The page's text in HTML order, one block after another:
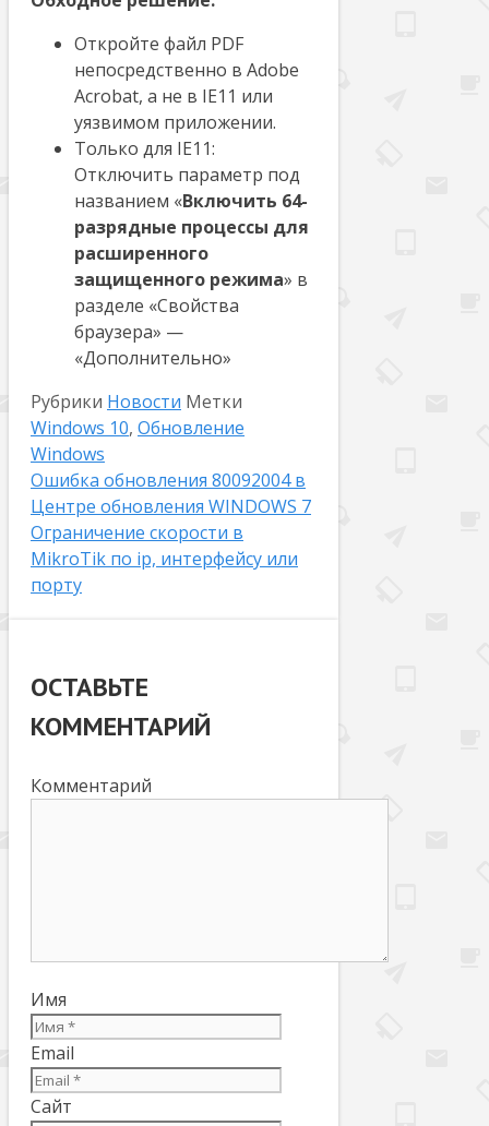
Откройте файл PDF
непосредственно в Adobe
Acrobat, а не в IE11 или
уязвимом приложении.
Только для IE11:
Отключить параметр под
названием «Включить 64-
разрядные процессы для
расширенного
защищенного режима» в
разделе «Свойства
браузера» —
«Дополнительно»
Рубрики Новости Метки
Windows 10, Обновление
Windows
Ошибка обновления 80092004 в
Центре обновления WINDOWS 7
Ограничение скорости в
MikroTik по ip, интерфейсу или
порту
ОСТАВЬТЕ
КОММЕНТАРИЙ
Комментарий
Имя
Email
Сайт